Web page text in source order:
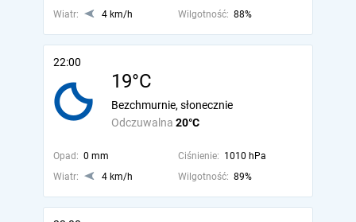
Wiatr:
4 km/h Wilgotność: 88%
22:00
19°C
Odczuwalna 20°C
Bezchmurnie, słonecznie
Opad: 0 mm Ciśnienie: 1010 hPa
Wiatr:
4 km/h Wilgotność: 89%